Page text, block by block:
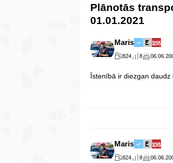
Plānotās
01.01.2021
Maris
824 8
Īstenībā ir diezgan daudz
Maris
824 8